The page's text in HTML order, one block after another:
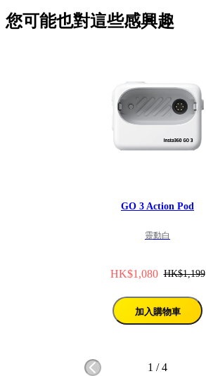
您可能也對這些感興趣
GO 3 Action Pod
靈動白
HK$1,080 HK$1,199
加入購物車
1 /4